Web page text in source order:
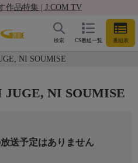
作品特集 | J:COM TV
CS番組一覧 番組表
検索
NI SOUMISE
NI SOUMISE
送予定はありません